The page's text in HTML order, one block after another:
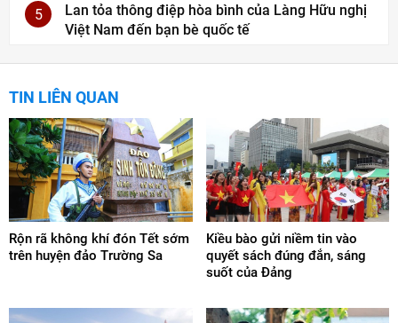
5
Lan tỏa thông điệp hòa bình của Làng Hữu nghị
Việt Nam đến bạn bè quốc tế
TIN LIÊN QUAN
Rộn rã không khí đón Tết sớm
trên huyện đảo Trường Sa
Kiều bào gửi niềm tin vào
quyết sách đúng đắn, sáng
suốt của Đảng